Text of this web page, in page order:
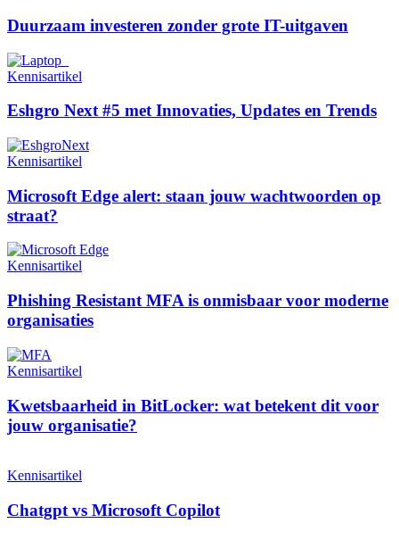
Duurzaam investeren zonder grote IT-uitgaven
Kennisartikel
Eshgro Next #5 met Innovaties, Updates en Trends
Kennisartikel
Microsoft Edge alert: staan jouw wachtwoorden op
straat?
Kennisartikel
Phishing Resistant MFA is onmisbaar voor moderne
organisaties
Kennisartikel
Kwetsbaarheid in BitLocker: wat betekent dit voor
jouw organisatie?
Kennisartikel
Chatgpt vs Microsoft Copilot